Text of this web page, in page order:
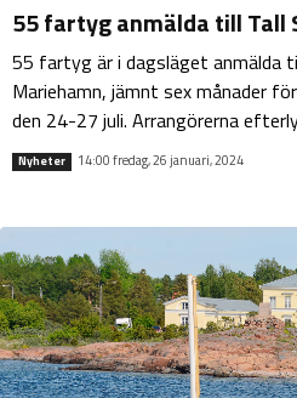
55 fartyg anmälda till Tall
55 fartyg är i dagsläget anmälda
Mariehamn, jämnt sex månader
den 24-27 juli. Arrangörerna
Nyheter 14:00 fredag, 26 januari, 2024